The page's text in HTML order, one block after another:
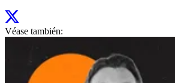
Véase también: